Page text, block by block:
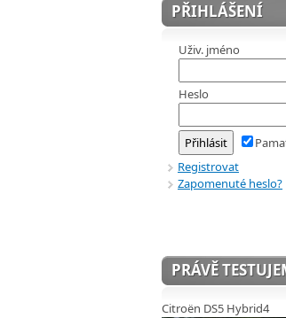
PŘIHLÁŠENÍ
Uživ. jméno
Heslo
Registrovat
Zapomenuté heslo?
PRÁVĚ
Citroën DS5 Hybrid4